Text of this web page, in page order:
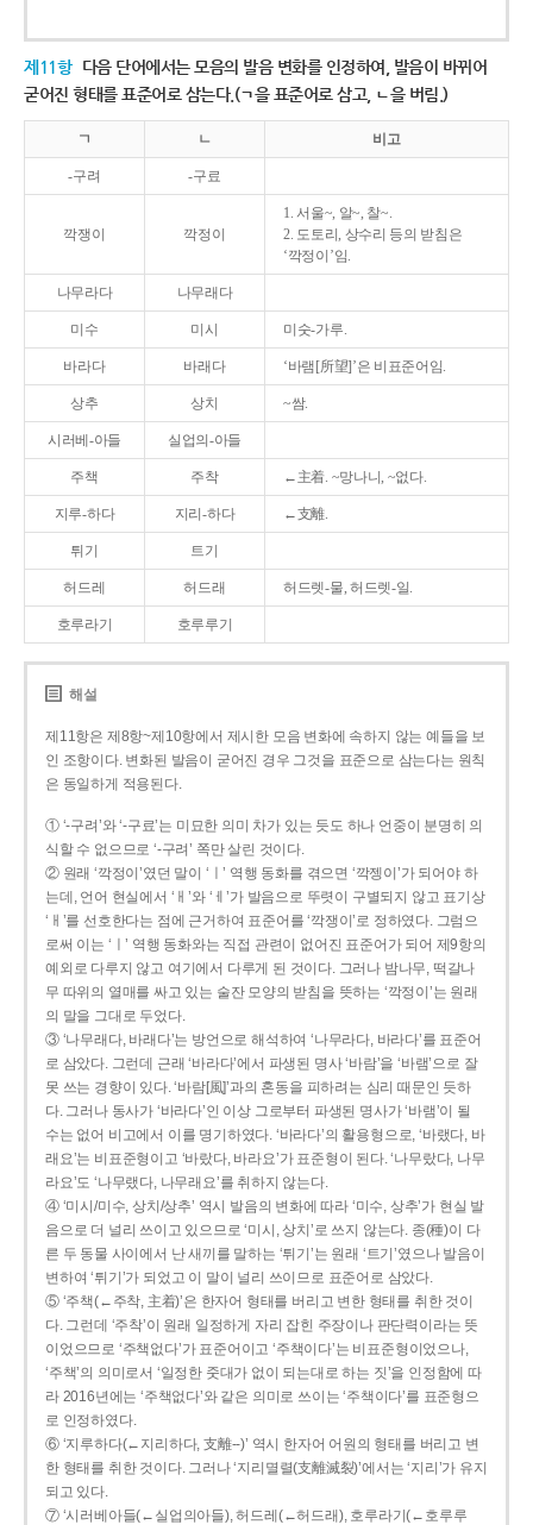
제11항 다음 단어에서는 모음의 발음 변화를 인정하여, 발음이 바뀌어
굳어진 형태를 표준어로 삼는다.(ㄱ을 표준어로 삼고, ㄴ을 버림.)
ㄱ ㄴ 비고
-구려 -구료
깍쟁이 깍정이
1. 서울~, 알~, 찰~.
2. 도토리, 상수리 등의 받침은
‘깍정이’임.
나무라다 나무래다
미수 미시 미숫-가루.
바라다 바래다 ‘바램[所望]’은 비표준어임.
상추 상치 ~쌈.
시러베-아들 실업의-아들
주책 주착 ←主着. ~망나니, ~없다.
지루-하다 지리-하다 ←支離.
튀기 트기
허드레 허드래 허드렛-물, 허드렛-일.
호루라기 호루루기
해설
제11항은 제8항~제10항에서 제시한 모음 변화에 속하지 않는 예들을 보
인 조항이다. 변화된 발음이 굳어진 경우 그것을 표준으로 삼는다는 원칙
은 동일하게 적용된다.
① ‘-구려’와 ‘-구료’는 미묘한 의미 차가 있는 듯도 하나 언중이 분명히 의
식할 수 없으므로 ‘-구려’ 쪽만 살린 것이다.
② 원래 ‘깍정이’였던 말이 ‘ㅣ’ 역행 동화를 겪으면 ‘깍젱이’가 되어야 하
는데, 언어 현실에서 ‘ㅐ’와 ‘ㅔ’가 발음으로 뚜렷이 구별되지 않고 표기상
‘ㅐ’를 선호한다는 점에 근거하여 표준어를 ‘깍쟁이’로 정하였다. 그럼으
로써 이는 ‘ㅣ’ 역행 동화와는 직접 관련이 없어진 표준어가 되어 제9항의
예외로 다루지 않고 여기에서 다루게 된 것이다. 그러나 밤나무, 떡갈나
무 따위의 열매를 싸고 있는 술잔 모양의 받침을 뜻하는 ‘깍정이’는 원래
의 말을 그대로 두었다.
③ ‘나무래다, 바래다’는 방언으로 해석하여 ‘나무라다, 바라다’를 표준어
로 삼았다. 그런데 근래 ‘바라다’에서 파생된 명사 ‘바람’을 ‘바램’으로 잘
못 쓰는 경향이 있다. ‘바람[風]’과의 혼동을 피하려는 심리 때문인 듯하
다. 그러나 동사가 ‘바라다’인 이상 그로부터 파생된 명사가 ‘바램’이 될
수는 없어 비고에서 이를 명기하였다. ‘바라다’의 활용형으로, ‘바랬다, 바
래요’는 비표준형이고 ‘바랐다, 바라요’가 표준형이 된다. ‘나무랐다, 나무
라요’도 ‘나무랬다, 나무래요’를 취하지 않는다.
④ ‘미시/미수, 상치/상추’ 역시 발음의 변화에 따라 ‘미수, 상추’가 현실 발
음으로 더 널리 쓰이고 있으므로 ‘미시, 상치’로 쓰지 않는다. 종(種)이 다
른 두 동물 사이에서 난 새끼를 말하는 ‘튀기’는 원래 ‘트기’였으나 발음이
변하여 ‘튀기’가 되었고 이 말이 널리 쓰이므로 표준어로 삼았다.
⑤ ‘주책(←주착, 主着)’은 한자어 형태를 버리고 변한 형태를 취한 것이
다. 그런데 ‘주착’이 원래 일정하게 자리 잡힌 주장이나 판단력이라는 뜻
이었으므로 ‘주책없다’가 표준어이고 ‘주책이다’는 비표준형이었으나,
‘주책’의 의미로서 ‘일정한 줏대가 없이 되는대로 하는 짓’을 인정함에 따
라 2016년에는 ‘주책없다’와 같은 의미로 쓰이는 ‘주책이다’를 표준형으
로 인정하였다.
⑥ ‘지루하다(←지리하다, 支離--)’ 역시 한자어 어원의 형태를 버리고 변
한 형태를 취한 것이다. 그러나 ‘지리멸렬(支離滅裂)’에서는 ‘지리’가 유지
되고 있다.
⑦ ‘시러베아들(←실업의아들), 허드레(←허드래), 호루라기(←호루루